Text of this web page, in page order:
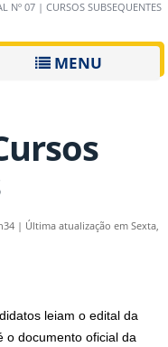
Nº 07 | CURSOS SUBSEQUENTES
MENU
| Última atualização em Sexta,
leiam o edital da
o documento oficial da